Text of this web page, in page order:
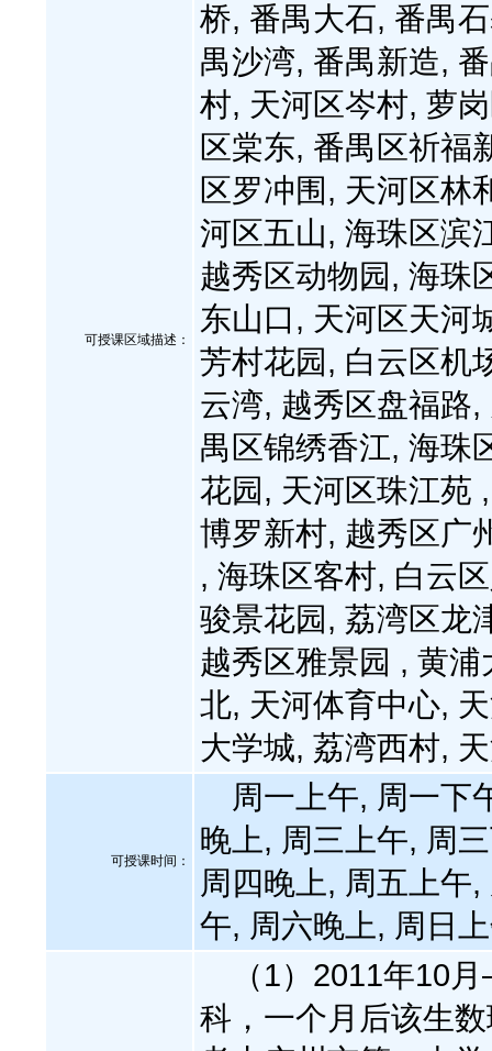
可授课区域描述：
桥, 番禺大石, 番禺
禺沙湾, 番禺新造,
村, 天河区岑村, 萝
区棠东, 番禺区祈福
区罗冲围, 天河区林
河区五山, 海珠区滨
越秀区动物园, 海珠
东山口, 天河区天河
芳村花园, 白云区机
云湾, 越秀区盘福路
禺区锦绣香江, 海珠
花园, 天河区珠江苑
博罗新村, 越秀区广
, 海珠区客村, 白云
骏景花园, 荔湾区龙
越秀区雅景园 , 黄
北, 天河体育中心,
大学城, 荔湾西村,
可授课时间：
周一上午, 周一下
晚上, 周三上午, 周
周四晚上, 周五上午
午, 周六晚上, 周日
（1）2011年10月
科，一个月后该生